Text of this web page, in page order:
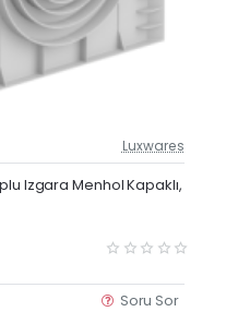
Güncel Fiyat
Yeni Ürün
Luxwares
Izgara Menhol Kapaklı,
Soru Sor